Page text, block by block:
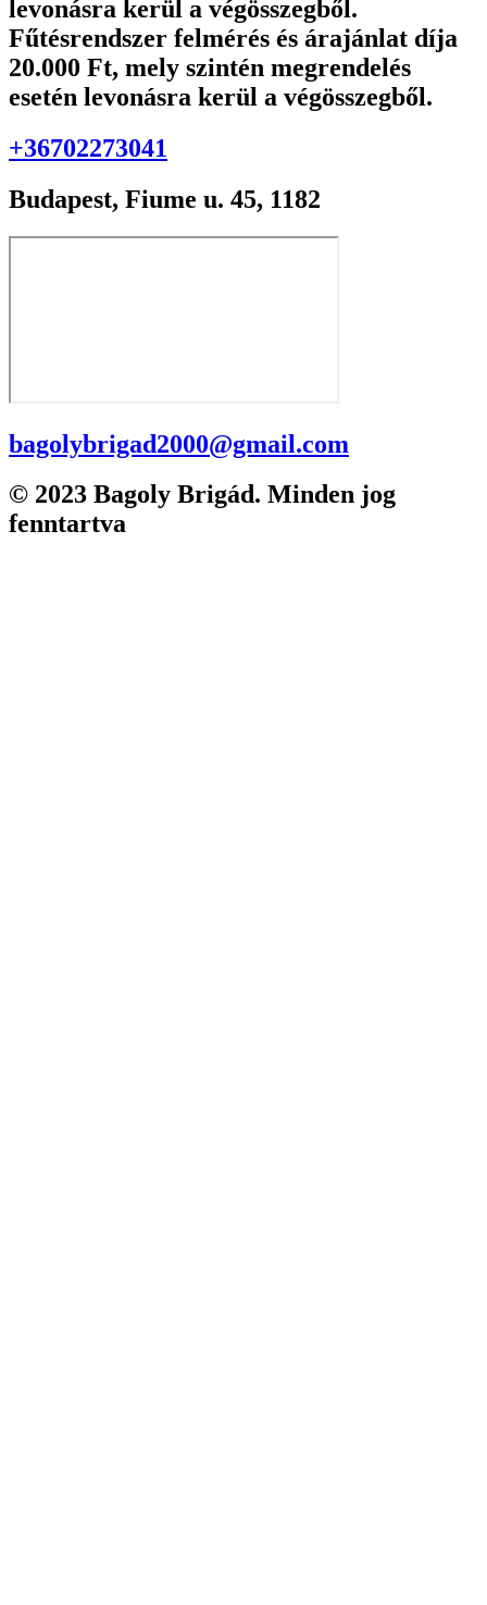
levonásra kerül a végösszegből.
Fűtésrendszer felmérés és árajánlat díja
20.000 Ft, mely szintén megrendelés
esetén levonásra kerül a végösszegből.
+36702273041
Budapest, Fiume u. 45, 1182
bagolybrigad2000@gmail.com
© 2023 Bagoly Brigád. Minden jog
fenntartva